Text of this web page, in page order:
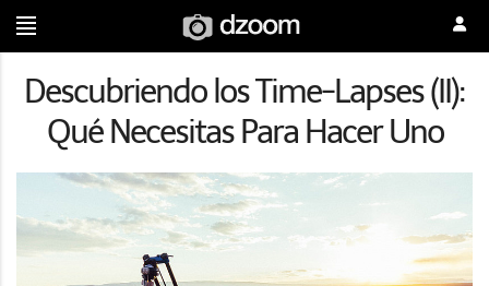
Descubriendo los Time-Lapses (II):
Qué Necesitas Para Hacer Uno